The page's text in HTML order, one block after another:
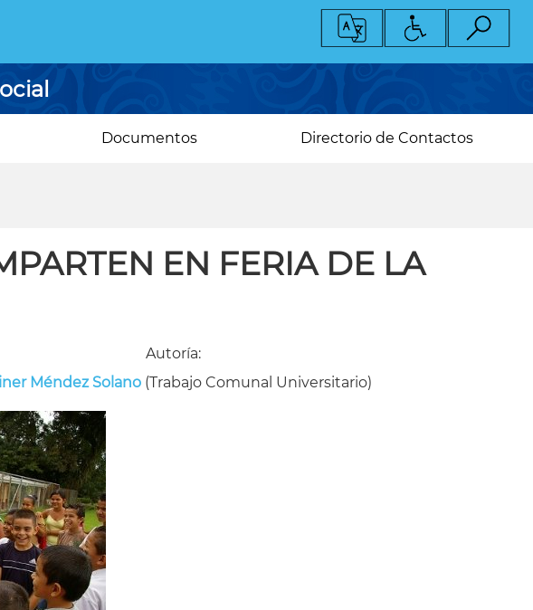
Documentos Directorio de Contactos
EN FERIA DE LA
Autoría:
Méndez Solano (Trabajo Comunal Universitario)